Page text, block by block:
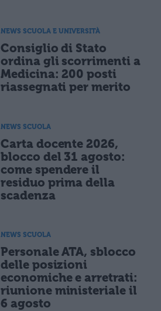
NEWS SCUOLA E UNIVERSITÀ
Consiglio di Stato
ordina gli scorrimenti a
Medicina: 200 posti
riassegnati per merito
NEWS SCUOLA
Carta docente 2026,
blocco del 31 agosto:
come spendere il
residuo prima della
scadenza
NEWS SCUOLA
Personale ATA, sblocco
delle posizioni
economiche e arretrati:
riunione ministeriale il
6 agosto